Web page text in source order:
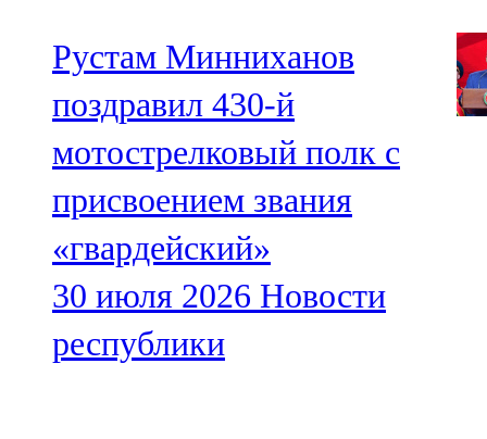
Рустам Минниханов
поздравил 430-й
мотострелковый полк с
присвоением звания
«гвардейский»
30 июля 2026 Новости
республики